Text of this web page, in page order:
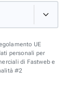
UE
personali per
di Fastweb e
#2